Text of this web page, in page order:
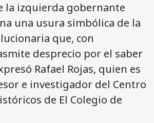
la izquierda gobernante
una usura simbólica de la
que, con
desprecio por el saber
Rafael Rojas, quien es
e investigador del Centro
de El Colegio de